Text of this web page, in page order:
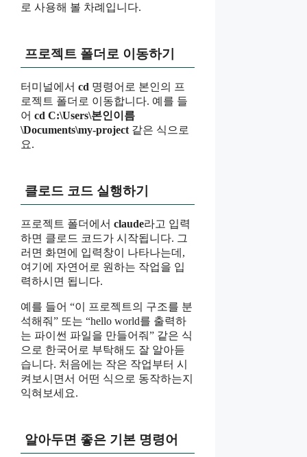
로 사용해 볼 차례입니다.
프로젝트 폴더로 이동하기
터미널에서 cd 명령어로 본인의 프
로젝트 폴더로 이동합니다. 예를 들
어 cd C:\Users\본인이름
\Documents\my-project 같은 식으로
요.
클로드 코드 실행하기
프로젝트 폴더에서 claude라고 입력
하면 클로드 코드가 시작됩니다. 그
러면 화면에 입력창이 나타나는데,
여기에 자연어로 원하는 작업을 입
력하시면 됩니다.
예를 들어 “이 프로젝트의 구조를 분
석해줘” 또는 “hello world를 출력하
는 파이썬 파일을 만들어줘” 같은 식
으로 한국어로 부탁해도 잘 알아듣
습니다. 처음에는 작은 작업부터 시
켜보시면서 어떤 식으로 동작하는지
익혀보세요.
알아두면 좋은 기본 명령어